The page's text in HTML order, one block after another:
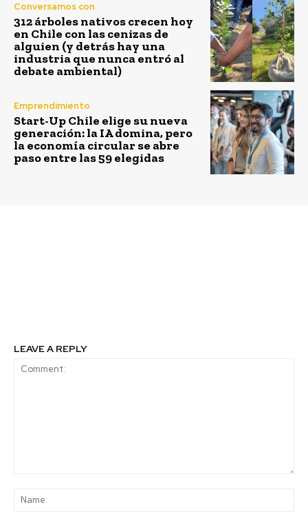
Conversamos con
312 árboles nativos crecen hoy
en Chile con las cenizas de
alguien (y detrás hay una
industria que nunca entró al
debate ambiental)
Emprendimiento
Start-Up Chile elige su nueva
generación: la IA domina, pero
la economía circular se abre
paso entre las 59 elegidas
LEAVE A REPLY